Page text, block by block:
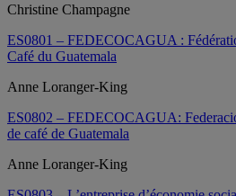
Christine Champagne
ES0801 – FEDECOCAGUA :
Café du Guatemala
Anne Loranger-King
ES0802 – FEDECOCAGUA:
de café de Guatemala
Anne Loranger-King